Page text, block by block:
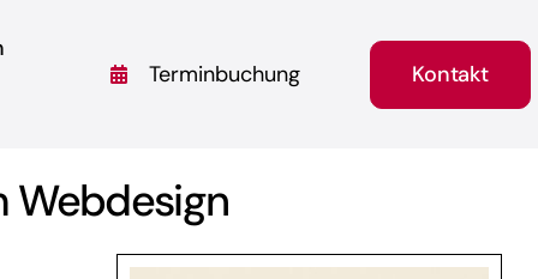
Terminbuchung
Kontakt
Webdesign